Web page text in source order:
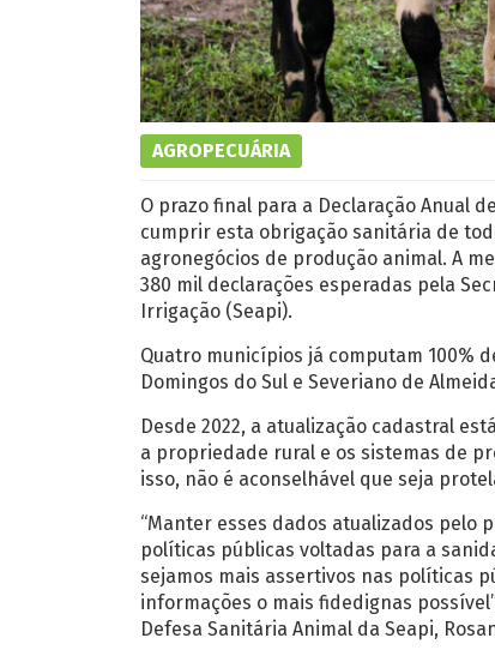
AGROPECUÁRIA
O prazo final para a Declaração Anual
cumprir esta obrigação sanitária de
agronegócios de produção animal. A
380 mil declarações esperadas pela
Irrigação (Seapi).
Quatro municípios já computam 100%
Domingos do Sul e Severiano de
Desde 2022, a atualização cadastral
a propriedade rural e os sistemas de
isso, não é aconselhável que seja
“Manter esses dados atualizados
políticas públicas voltadas para a
sejamos mais assertivos nas políticas
informações o mais fidedignas
Defesa Sanitária Animal da Seapi,